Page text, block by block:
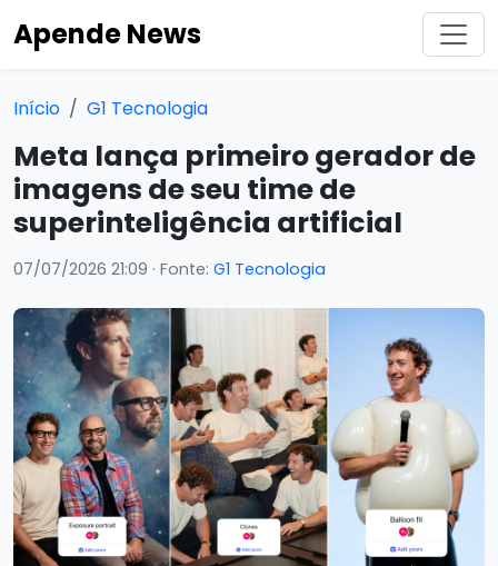
Apende News
Início G1 Tecnologia
Meta lança primeiro gerador de
imagens de seu time de
superinteligência artificial
07/07/2026 21:09 · Fonte: G1 Tecnologia